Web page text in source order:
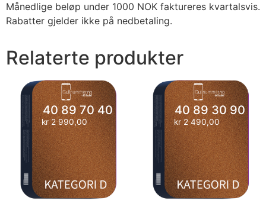
Månedlige beløp under 1000 NOK faktureres kvartalsvis.
Rabatter gjelder ikke på nedbetaling.
Relaterte produkter
40 89 70 40
kr2 990,00
40 89 30 90
kr2 490,00